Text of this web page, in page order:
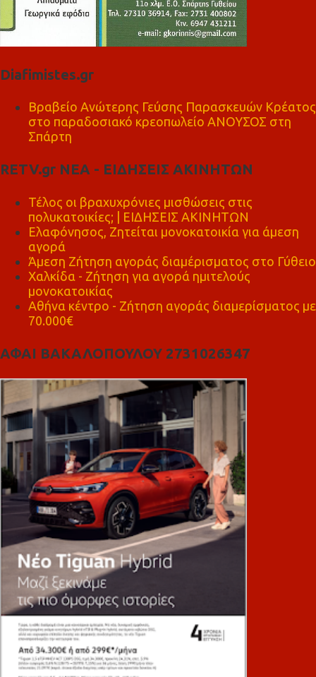
Diafimistes.gr
Βραβείο Ανώτερης Γεύσης Παρασκευών Κρέατος
στο παραδοσιακό κρεοπωλείο ΑΝΟΥΣΟΣ στη
Σπάρτη
RETV.gr ΝΕΑ - ΕΙΔΗΣΕΙΣ ΑΚΙΝΗΤΩΝ
Τέλος οι βραχυχρόνιες μισθώσεις στις
πολυκατοικίες; | ΕΙΔΗΣΕΙΣ ΑΚΙΝΗΤΩΝ
Ελαφόνησος, Ζητείται μονοκατοικία για άμεση
αγορά
Άμεση Ζήτηση αγοράς διαμέρισματος στο Γύθειο
Χαλκίδα - Ζήτηση για αγορά ημιτελούς
μονοκατοικίας
Αθήνα κέντρο - Ζήτηση αγοράς διαμερίσματος με
70.000€
ΑΦΑΙ ΒΑΚΑΛΟΠΟΥΛΟΥ 2731026347